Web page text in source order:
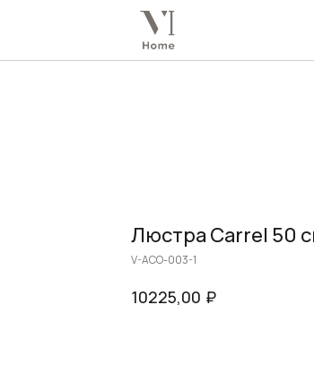
Люстра Carrel 50
V-ACO-003-1
10225,00 ₽